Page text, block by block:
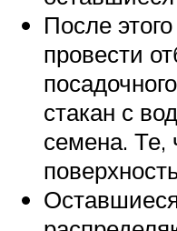
После
провести
стакан с
семена. Те,